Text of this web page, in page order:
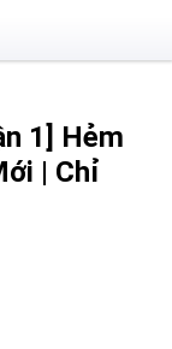
1] Hẻm
| Chỉ